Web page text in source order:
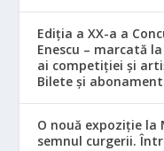
Ediția a XX-a a
Enescu – marcată
ai competiției și
Bilete și
O nouă expoziție la
semnul curgerii.